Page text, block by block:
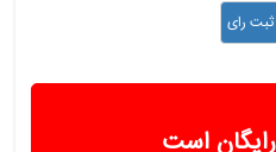
است